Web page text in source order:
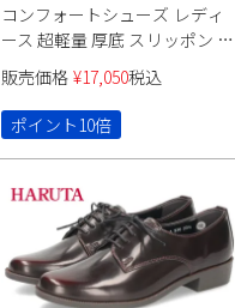
コンフォートシューズ レディ
ース 超軽量 厚底 スリッポン カ
ジュアルスニーカー 幅広 4E
7280 Parade 履きやすい 痛くな
い 軽い 伸びる 外反母趾 靴 本
革 ブラック 黒
販売価格 ¥17,050税込
ポイント10倍